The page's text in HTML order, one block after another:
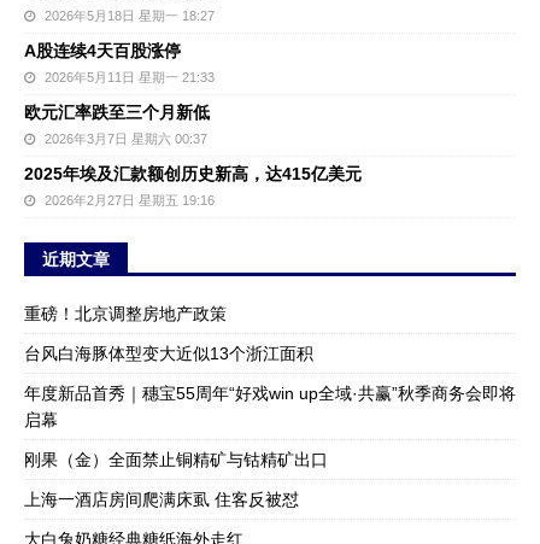
2026年5月18日 星期一 18:27
A股连续4天百股涨停
2026年5月11日 星期一 21:33
欧元汇率跌至三个月新低
2026年3月7日 星期六 00:37
2025年埃及汇款额创历史新高，达415亿美元
2026年2月27日 星期五 19:16
近期文章
重磅！北京调整房地产政策
台风白海豚体型变大近似13个浙江面积
年度新品首秀｜穗宝55周年“好戏win up全域·共赢”秋季商务会即将
启幕
刚果（金）全面禁止铜精矿与钴精矿出口
上海一酒店房间爬满床虱 住客反被怼
大白兔奶糖经典糖纸海外走红